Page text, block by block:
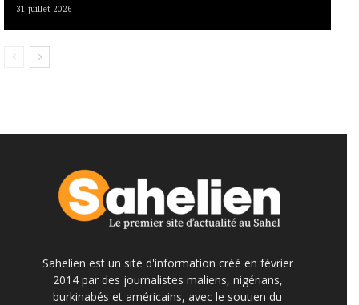
31 juillet 2026
Sahelien est un site d'information créé en février
2014 par des journalistes maliens, nigérians,
burkinabés et américains, avec le soutien du